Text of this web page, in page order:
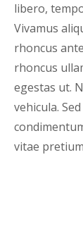
libero,
Vivamus
rhoncus
rhoncus
egestas ut.
vehicula.
vitae